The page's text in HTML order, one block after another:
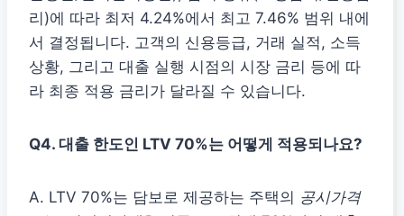
리)에 따라 최저 4.24%에서 최고 7.46% 범위 내에
서 결정됩니다. 고객의 신용등급, 거래 실적, 소득
상황, 그리고 대출 실행 시점의 시장 금리 등에 따
라 최종 적용 금리가 달라질 수 있습니다.
Q4. 대출 한도인 LTV 70%는 어떻게 적용되나요?
A. LTV 70%는 담보로 제공하는 주택의 공시가격